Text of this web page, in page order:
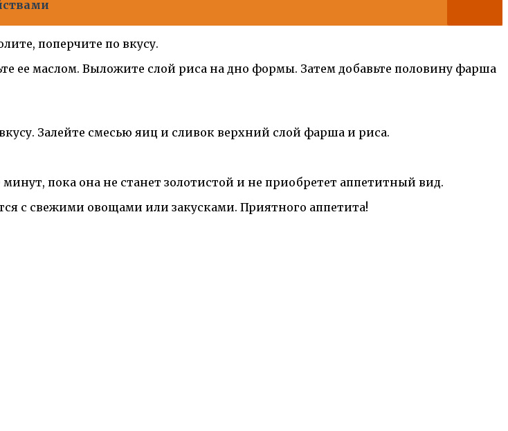
поперчите по вкусу.
ее маслом. Выложите слой риса на дно формы. Затем добавьте половину фарша
Залейте смесью яиц и сливок верхний слой фарша и риса.
минут, пока она не станет золотистой и не приобретет аппетитный вид.
с свежими овощами или закусками. Приятного аппетита!